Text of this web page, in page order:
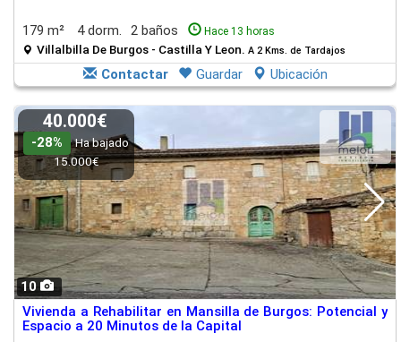
179 m² 4 dorm. 2 baños Hace 13 horas
Villalbilla De Burgos - Castilla Y Leon. A 2 Kms. de Tardajos
Contactar Guardar Ubicación
10
40.000€
-28%
Ha bajado
15.000€
Vivienda a Rehabilitar en Mansilla de Burgos: Potencial y
Espacio a 20 Minutos de la Capital